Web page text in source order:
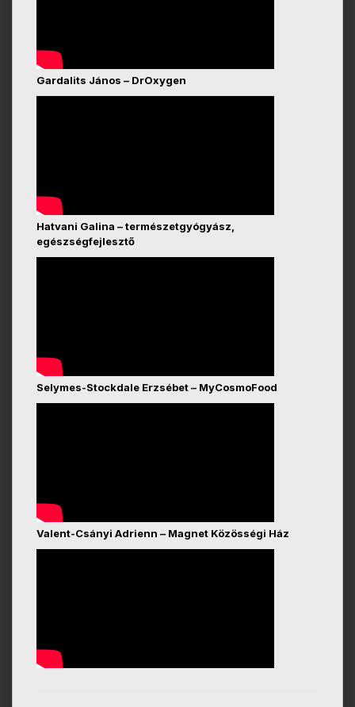
Gardalits János – DrOxygen
Hatvani Galina – természetgyógyász,
egészségfejlesztő
Selymes-Stockdale Erzsébet – MyCosmoFood
Valent-Csányi Adrienn – Magnet Közösségi Ház